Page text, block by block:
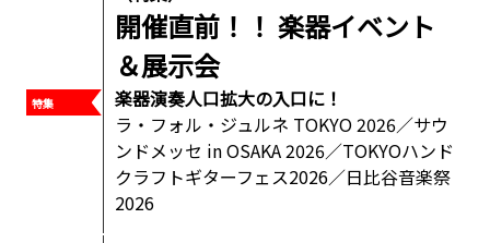
開催直前！！ 楽器イベント
＆展示会
楽器演奏人口拡大の入口に！
ラ・フォル・ジュルネ TOKYO 2026／サウ
ンドメッセ in OSAKA 2026／TOKYOハンド
クラフトギターフェス2026／日比谷音楽祭
2026